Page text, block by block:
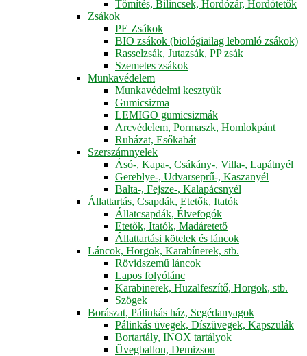
Tömítés, Bilincsek, Hordózár, Hordótetők
Zsákok
PE Zsákok
BIO zsákok (biológiailag lebomló zsákok)
Rasselzsák, Jutazsák, PP zsák
Szemetes zsákok
Munkavédelem
Munkavédelmi kesztyűk
Gumicsizma
LEMIGO gumicsizmák
Arcvédelem, Pormaszk, Homlokpánt
Ruházat, Esőkabát
Szerszámnyelek
Ásó-, Kapa-, Csákány-, Villa-, Lapátnyél
Gereblye-, Udvarseprű-, Kaszanyél
Balta-, Fejsze-, Kalapácsnyél
Állattartás, Csapdák, Etetők, Itatók
Állatcsapdák, Élvefogók
Etetők, Itatók, Madáretető
Állattartási kötelek és láncok
Láncok, Horgok, Karabínerek, stb.
Rövidszemű láncok
Lapos folyólánc
Karabinerek, Huzalfeszítő, Horgok, stb.
Szögek
Borászat, Pálinkás ház, Segédanyagok
Pálinkás üvegek, Díszüvegek, Kapszulák
Bortartály, INOX tartályok
Üvegballon, Demizson